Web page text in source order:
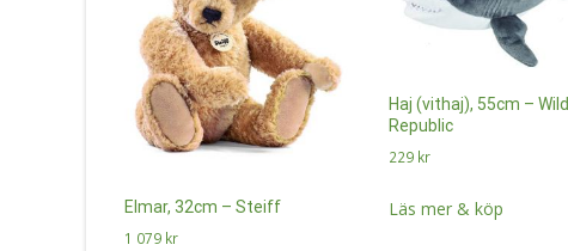
Elmar, 32cm – Steiff
1 079 kr
Haj (vithaj), 55cm – Wild
Republic
229 kr
Läs mer & köp